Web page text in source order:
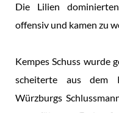
Die Lilien
offensiv und kamen zu
Kempes Schuss wurde
scheiterte aus dem
Würzburgs